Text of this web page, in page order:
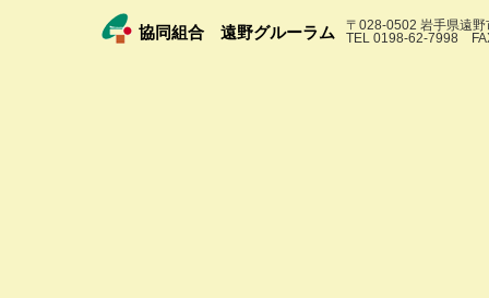
協同組合 遠野グルーラム
〒028-0502 岩手県遠
TEL 0198-62-7998